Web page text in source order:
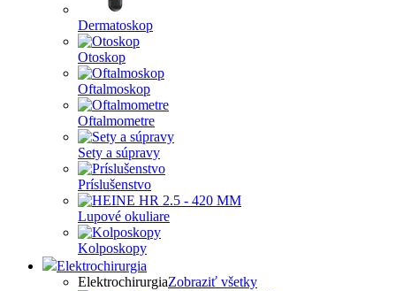
Dermatoskop
Otoskop
Oftalmoskop
Oftalmometre
Sety a súpravy
Príslušenstvo
Lupové okuliare
Kolposkopy
Elektrochirurgia
ElektrochirurgiaZobraziť všetky